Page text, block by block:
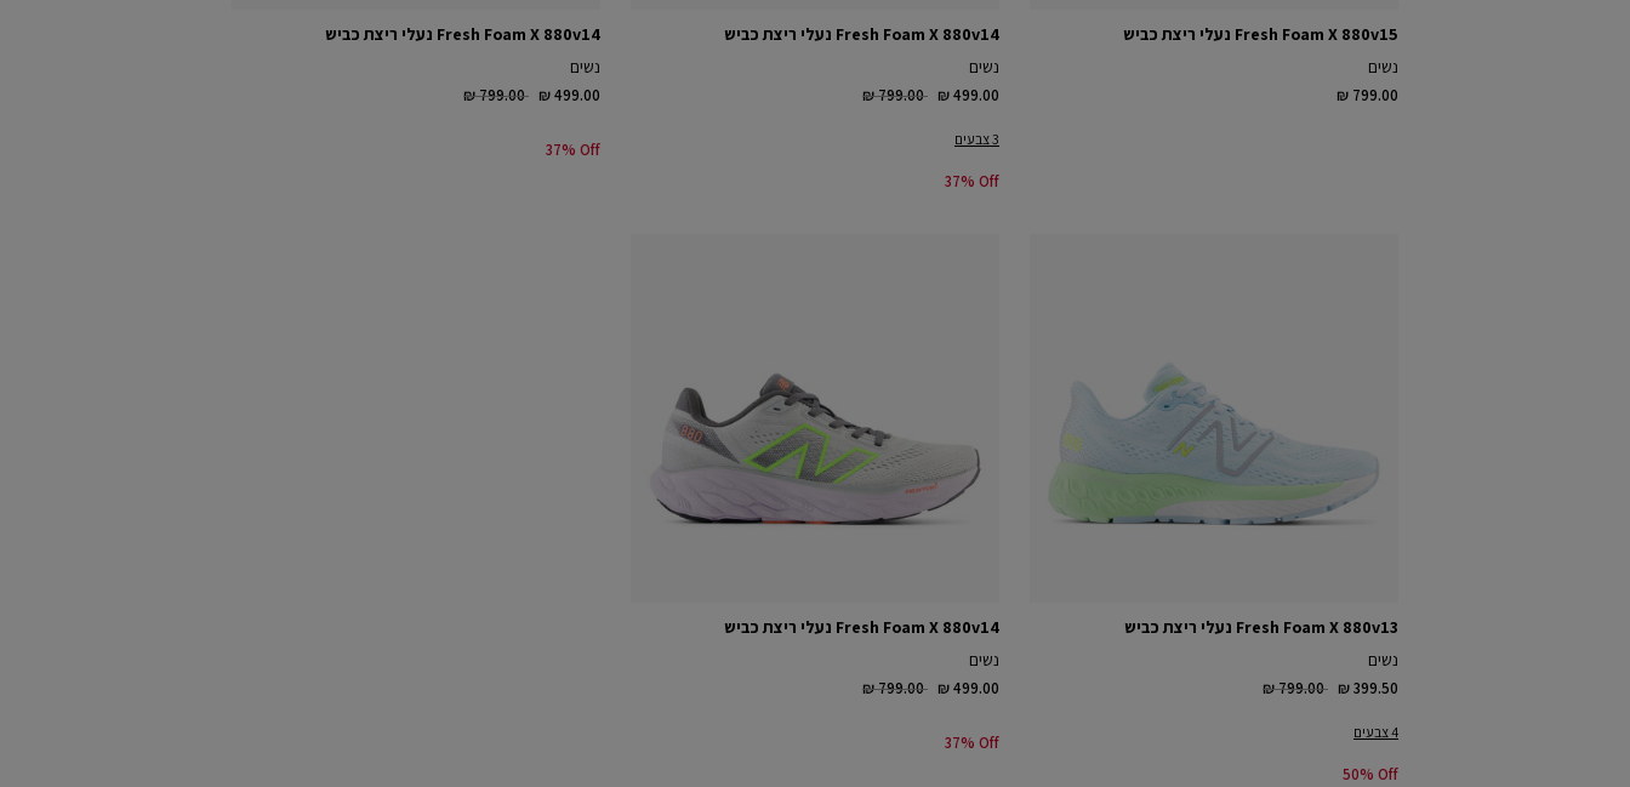
Fresh Foam X 880v15 נעלי ריצת כביש
נשים
₪ 799.00
Fresh Foam X 880v14 נעלי ריצת כביש
נשים
Price reduced from
₪ 799.00 to₪ 499.00
3 צבעים
37% Off
Fresh Foam X 880v14 נעלי ריצת כביש
נשים
Price reduced from
₪ 799.00 to₪ 499.00
37% Off
Fresh Foam X 880v13 נעלי ריצת כביש
נשים
Price reduced from
₪ 799.00 to₪ 399.50
4 צבעים
50% Off
Fresh Foam X 880v14 נעלי ריצת כביש
נשים
Price reduced from
₪ 799.00 to₪ 499.00
37% Off